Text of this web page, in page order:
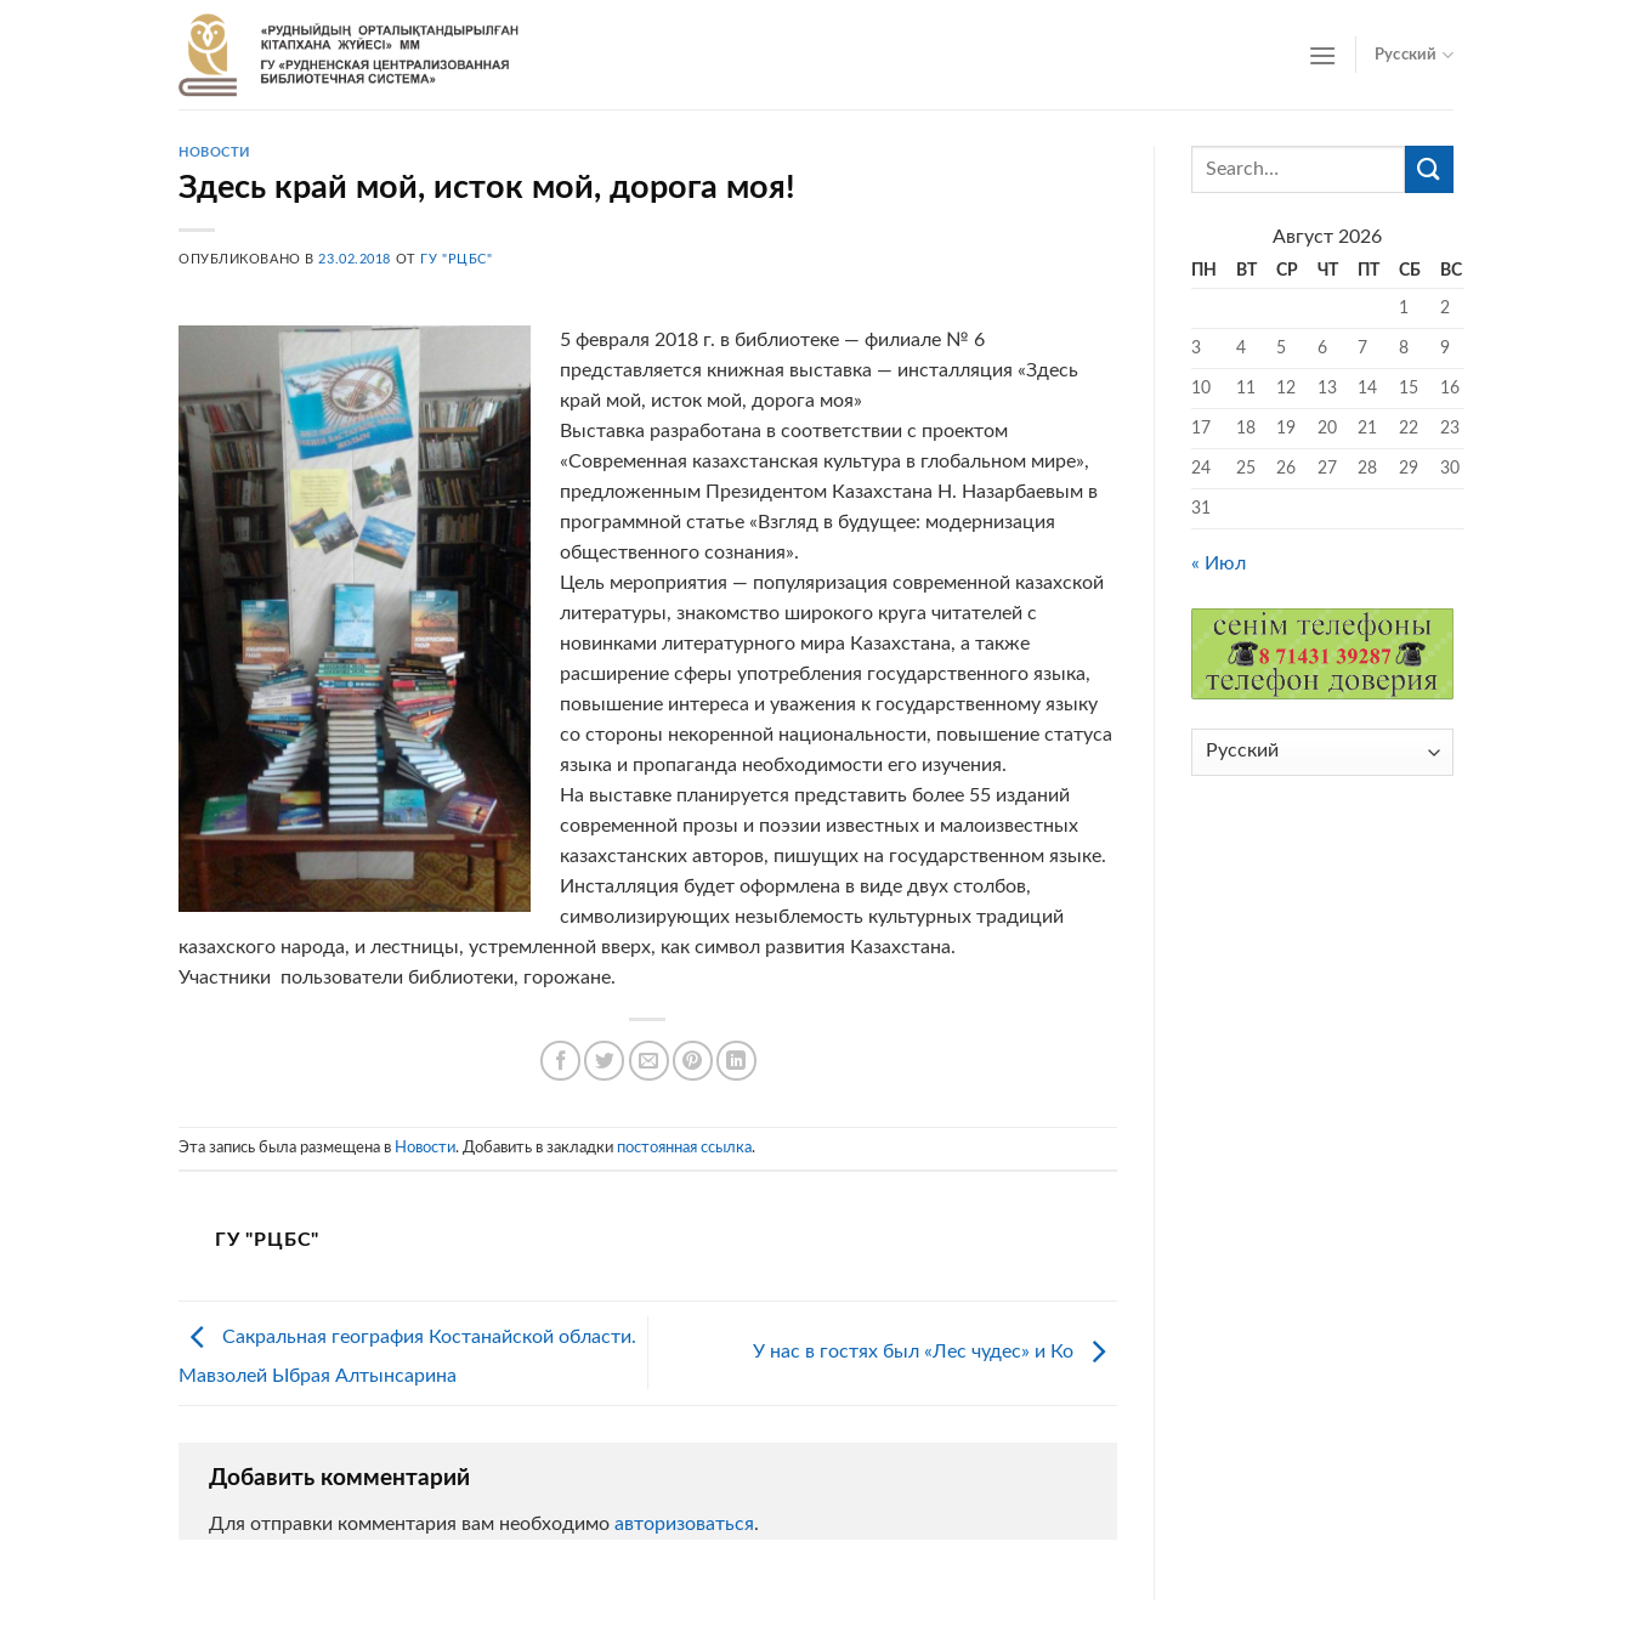
Русский
НОВОСТИ
Здесь край мой, исток мой, дорога моя!
ОПУБЛИКОВАНО В23.02.2018 ОТ ГУ "РЦБС"
5 февраля 2018 г. в библиотеке — филиале № 6
представляется книжная выставка — инсталляция «Здесь
край мой, исток мой, дорога моя»
Выставка разработана в соответствии с проектом
«Современная казахстанская культура в глобальном мире»,
предложенным Президентом Казахстана Н. Назарбаевым в
программной статье «Взгляд в будущее: модернизация
общественного сознания».
Цель мероприятия — популяризация современной казахской
литературы, знакомство широкого круга читателей с
новинками литературного мира Казахстана, а также
расширение сферы употребления государственного языка,
повышение интереса и уважения к государственному языку
со стороны некоренной национальности, повышение статуса
языка и пропаганда необходимости его изучения.
На выставке планируется представить более 55 изданий
современной прозы и поэзии известных и малоизвестных
казахстанских авторов, пишущих на государственном языке.
Инсталляция будет оформлена в виде двух столбов,
символизирующих незыблемость культурных традиций
казахского народа, и лестницы, устремленной вверх, как символ развития Казахстана.
Участники пользователи библиотеки, горожане.
Эта запись была размещена в Новости. Добавить в закладки постоянная ссылка.
ГУ "РЦБС"
Сакральная география Костанайской области.
Мавзолей Ыбрая Алтынсарина
У нас в гостях был «Лес чудес» и Ко
Добавить комментарий
Для отправки комментария вам необходимо авторизоваться.
Август 2026
ПН ВТ СР ЧТ ПТ СБ ВС
1 2
3 4 5 6 7 8 9
10 11 12 13 14 15 16
17 18 19 20 21 22 23
24 25 26 27 28 29 30
31
« Июл
Выбрать